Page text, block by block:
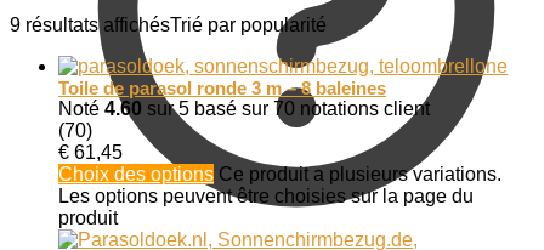
9 résultats affichésTrié par popularité
Toile de parasol ronde 3 m – 8 baleines
Noté 4.60 sur 5 basé sur 70 notations client
(70)
€ 61,45
Choix des options Ce produit a plusieurs variations.
Les options peuvent être choisies sur la page du
produit